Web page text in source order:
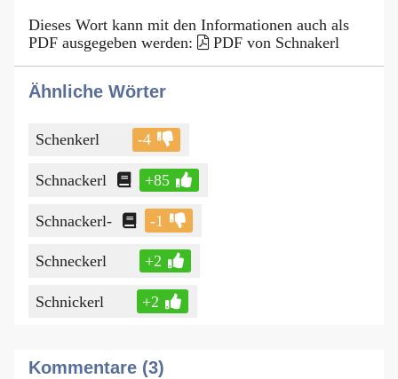
Dieses Wort kann mit den Informationen auch als
PDF ausgegeben werden:
PDF von Schnakerl
Ähnliche Wörter
Schenkerl -4
Schnackerl +85
Schnackerl- -1
Schneckerl +2
Schnickerl +2
Kommentare (3)